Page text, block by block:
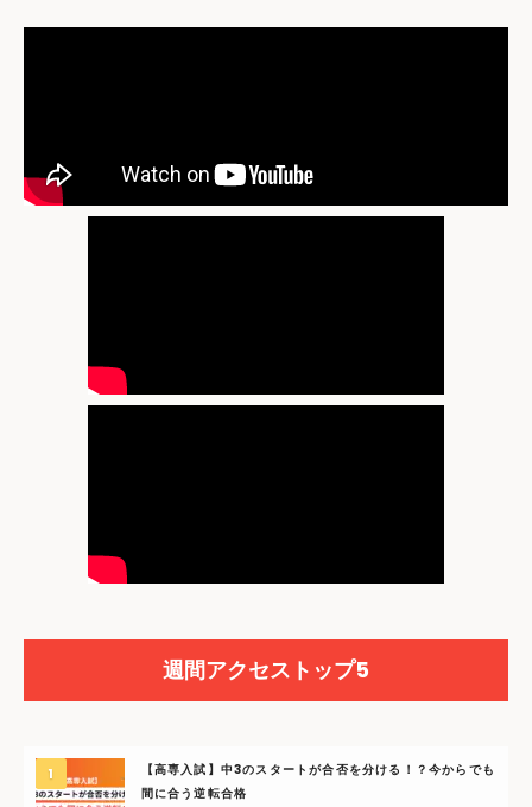
週間アクセストップ5
【高専入試】中3のスタートが合否を分ける！？今からでも
間に合う逆転合格